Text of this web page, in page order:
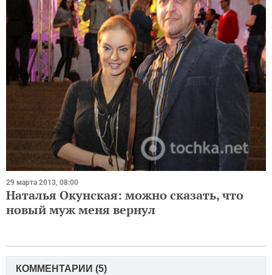
29 марта 2013, 08:00
Наталья Окунская: можно сказать, что
новый муж меня вернул
КОММЕНТАРИИ (5)